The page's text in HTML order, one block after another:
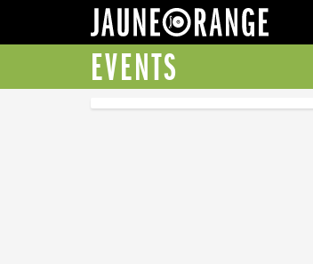
EVENTS